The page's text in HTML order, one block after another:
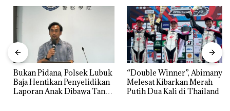
Bukan Pidana, Polsek Lubuk
Baja Hentikan Penyelidikan
Laporan Anak Dibawa Tanpa
“Double Winner”, Abimanyu
Melesat Kibarkan Merah
Putih Dua Kali di Thailand